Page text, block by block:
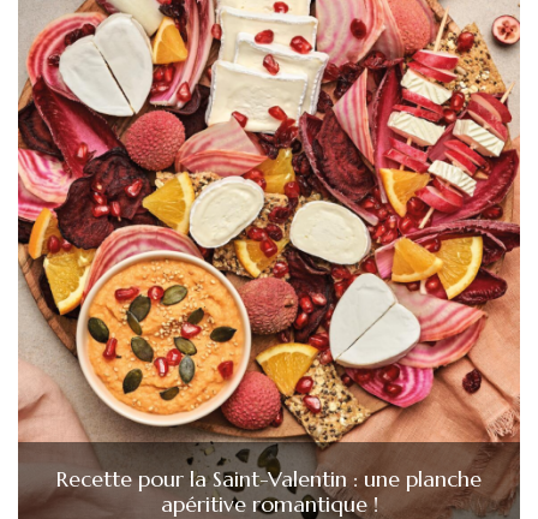
Recette pour la Saint-Valentin : une planche
apéritive romantique !